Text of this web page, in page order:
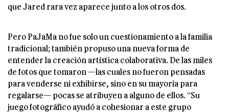
que Jared rara vez aparece junto a los otros dos.
Pero PaJaMa no fue solo un cuestionamiento a la familia
tradicional; también propuso una nueva forma de
entender la creación artística colaborativa. De las miles
de fotos que tomaron —las cuales no fueron pensadas
para venderse ni exhibirse, sino en su mayoría para
regalarse— pocas se atribuyen a alguno de ellos. “Su
juego fotográfico ayudó a cohesionar a este grupo